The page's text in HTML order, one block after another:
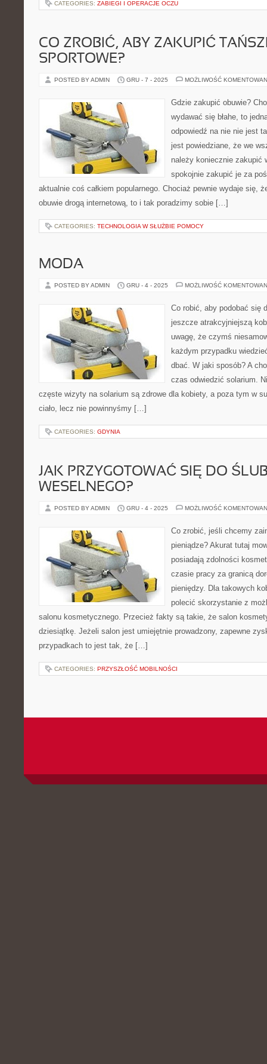
CATEGORIES: ZABIEGI I OPERACJE OCZU
CO ZROBIĆ, ABY ZAKUPIĆ
SPORTOWE?
POSTED BY ADMIN GRU - 7 - 2025 MOŻLIWOŚĆ
Gdzie zakupić obuwie?
wydawać się błahe, to
odpowiedź na nie nie jest
jest powiedziane, że we
należy koniecznie zakupić
spokojnie zakupić je za
aktualnie coś całkiem popularnego. Chociaż pewnie wydaje się,
obuwie drogą internetową, to i tak poradzimy sobie […]
CATEGORIES: TECHNOLOGIA W SŁUŻBIE POMOCY
MODA
POSTED BY ADMIN GRU - 4 - 2025 MOŻLIWOŚĆ
Co robić, aby podobać się
jeszcze atrakcyjniejszą
uwagę, że czymś
każdym przypadku
dbać. W jaki sposób? A
czas odwiedzić solarium.
częste wizyty na solarium są zdrowe dla kobiety, a poza tym w
ciało, lecz nie powinnyśmy […]
CATEGORIES: GDYNIA
JAK PRZYGOTOWAĆ SIĘ DO
WESELNEGO?
POSTED BY ADMIN GRU - 4 - 2025 MOŻLIWOŚĆ
Co zrobić, jeśli chcemy
pieniądze? Akurat tutaj
posiadają zdolności
czasie pracy za granicą
pieniędzy. Dla takowych
polecić skorzystanie z
salonu kosmetycznego. Przecież fakty są takie, że salon
dziesiątkę. Jeżeli salon jest umiejętnie prowadzony, zapewne
przypadkach to jest tak, że […]
CATEGORIES: PRZYSZŁOŚĆ MOBILNOŚCI